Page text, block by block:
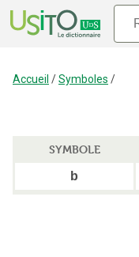
Accueil /Symboles /
SYMBOLE
b